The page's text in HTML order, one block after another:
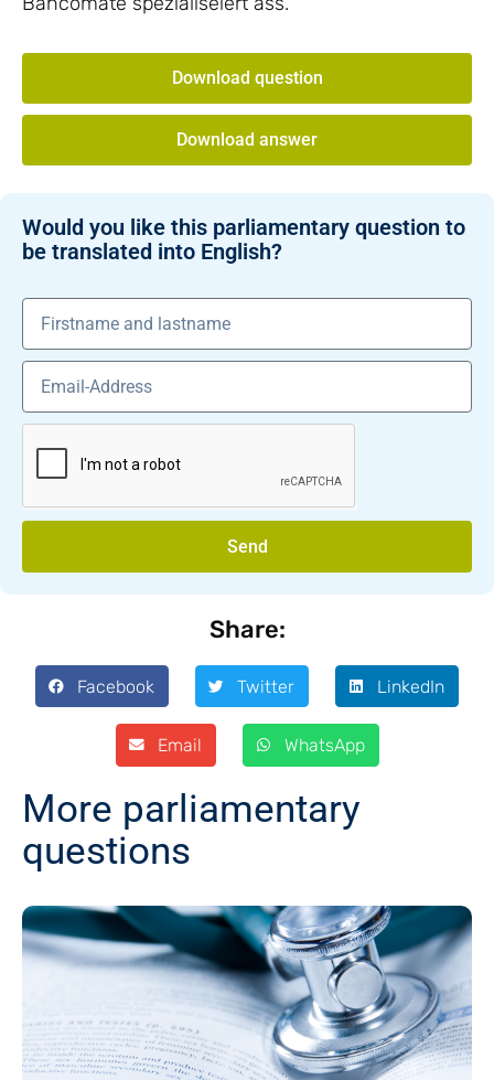
Download question
Download answer
Would you like this parliamentary question to
be translated into English?
Send
Share:
Facebook Twitter LinkedIn
Email WhatsApp
More parliamentary
questions